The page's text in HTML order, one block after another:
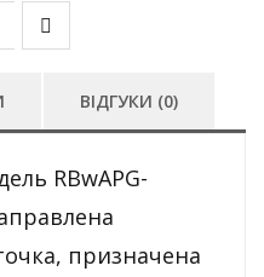
ВІДГУКИ (0)
RBwAPG-
призначена